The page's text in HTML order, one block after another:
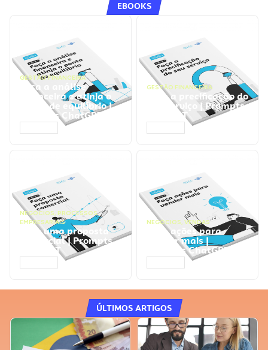
EBOOKS
GESTÃO FINANCEIRA
Faça a análise
financeira e atinja o
ponto de equilíbrio |
Prompts ChatGPT
GESTÃO FINANCEIRA
Faça a precificação do
seu serviço | Prompts
ChatGPT
NEGÓCIOS, PROCESSOS
EMPRESARIAIS
Faça uma proposta
comercial | Prompts
ChatGPT
NEGÓCIOS, VENDAS
Faça ações para
vender mais |
Prompts ChatGPT
ÚLTIMOS ARTIGOS